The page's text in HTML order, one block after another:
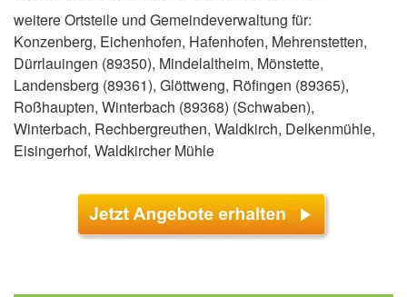
weitere Ortsteile und Gemeindeverwaltung für:
Konzenberg, Eichenhofen, Hafenhofen, Mehrenstetten,
Dürrlauingen (89350), Mindelaltheim, Mönstette,
Landensberg (89361), Glöttweng, Röfingen (89365),
Roßhaupten, Winterbach (89368) (Schwaben),
Winterbach, Rechbergreuthen, Waldkirch, Delkenmühle,
Eisingerhof, Waldkircher Mühle